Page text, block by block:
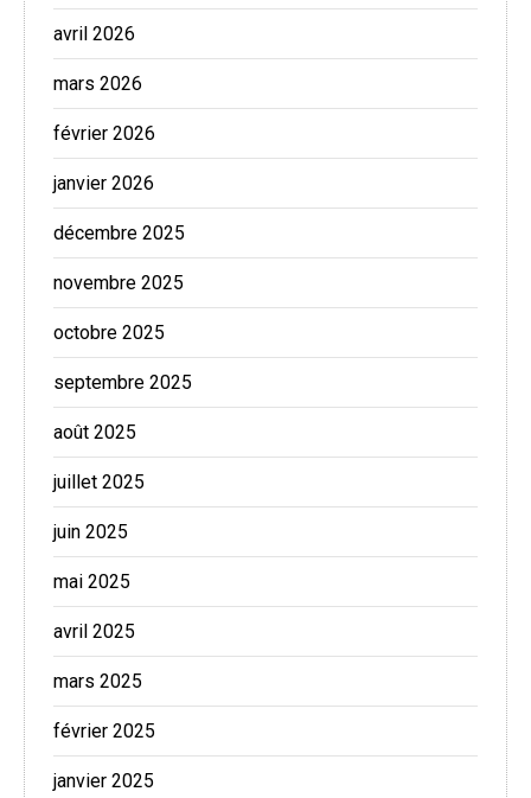
avril 2026
mars 2026
février 2026
janvier 2026
décembre 2025
novembre 2025
octobre 2025
septembre 2025
août 2025
juillet 2025
juin 2025
mai 2025
avril 2025
mars 2025
février 2025
janvier 2025